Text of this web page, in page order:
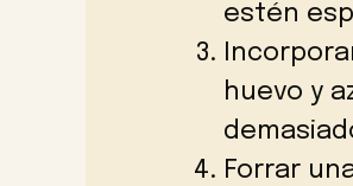
estén
huevo y
Forrar